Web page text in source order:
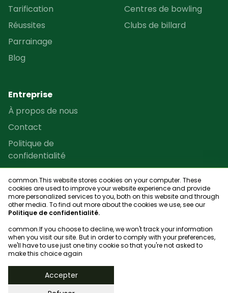
common.This website stores cookies on your computer. These
cookies are used to improve your website experience and provide
more personalized services to you, both on this website and through
other media. To find out more about the cookies we use, see our
Politique de confidentialité.
common.If you choose to decline, we won't track your information
when you visit our site. But in order to comply with your preferences,
we'll have to use just one tiny cookie so that you're not asked to
make this choice again
Accepter
Tarification
Réussites
Parrainage
Blog
Centres de bowling
Clubs de billard
Entreprise
À propos de nous
Contact
Politique de
confidentialité
Termes et conditions
Programme de revente
Plan du site
© 2023, bookgame
Chercheur de club